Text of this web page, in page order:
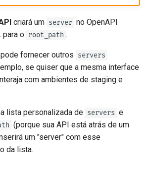
criará um server no OpenAPI
para o root_path .
fornecer outros servers
se quiser que a mesma interface
com ambientes de staging e
lista personalizada de servers e
(porque sua API está atrás de um
um "server" com esse
da lista.